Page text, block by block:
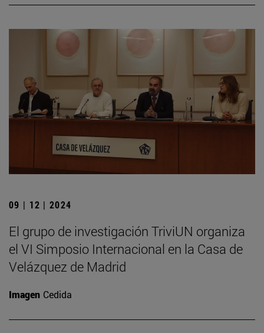
09 | 12 | 2024
El grupo de investigación TriviUN organiza
el VI Simposio Internacional en la Casa de
Velázquez de Madrid
Imagen Cedida